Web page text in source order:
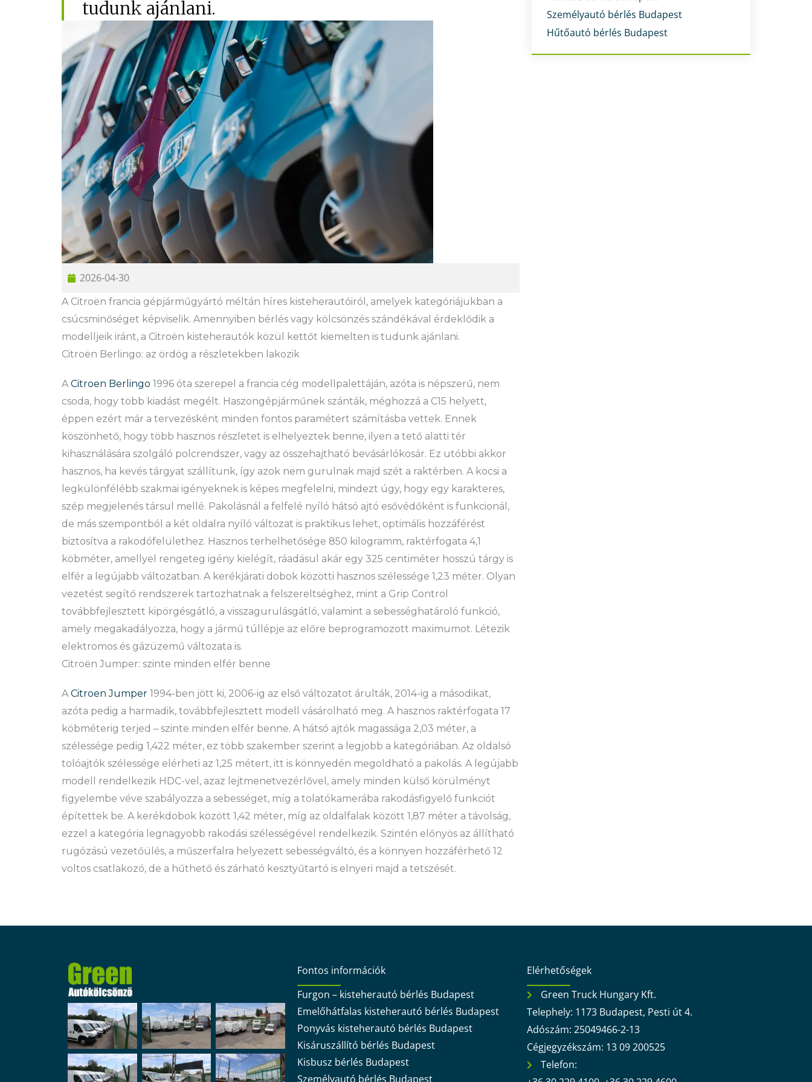
tudunk ajánlani.
2026-04-30
A Citroën francia gépjárműgyártó méltán híres kisteherautóiról, amelyek kategóriájukban a
csúcsminőséget képviselik. Amennyiben bérlés vagy kölcsönzés szándékával érdeklődik a
modelljeik iránt, a Citroën kisteherautók közül kettőt kiemelten is tudunk ajánlani.
Citroën Berlingo: az ördög a részletekben lakozik
ACitroen Berlingo 1996 óta szerepel a francia cég modellpalettáján, azóta is népszerű, nem
csoda, hogy több kiadást megélt. Haszongépjárműnek szánták, méghozzá a C15 helyett,
éppen ezért már a tervezésként minden fontos paramétert számításba vettek. Ennek
köszönhető, hogy több hasznos részletet is elhelyeztek benne, ilyen a tető alatti tér
kihasználására szolgáló polcrendszer, vagy az összehajtható bevásárlókosár. Ez utóbbi akkor
hasznos, ha kevés tárgyat szállítunk, így azok nem gurulnak majd szét a raktérben. A kocsi a
legkülönfélébb szakmai igényeknek is képes megfelelni, mindezt úgy, hogy egy karakteres,
szép megjelenés társul mellé. Pakolásnál a felfelé nyíló hátsó ajtó esővédőként is funkcionál,
de más szempontból a két oldalra nyíló változat is praktikus lehet, optimális hozzáférést
biztosítva a rakodófelülethez. Hasznos terhelhetősége 850 kilogramm, raktérfogata 4,1
köbméter, amellyel rengeteg igény kielégít, ráadásul akár egy 325 centiméter hosszú tárgy is
elfér a legújabb változatban. A kerékjárati dobok közötti hasznos szélessége 1,23 méter. Olyan
vezetést segítő rendszerek tartozhatnak a felszereltséghez, mint a Grip Control
továbbfejlesztett kipörgésgátló, a visszagurulásgátló, valamint a sebességhatároló funkció,
amely megakadályozza, hogy a jármű túllépje az előre beprogramozott maximumot. Létezik
elektromos és gázüzemű változata is.
Citroën Jumper: szinte minden elfér benne
ACitroen Jumper 1994-ben jött ki, 2006-ig az első változatot árulták, 2014-ig a másodikat,
azóta pedig a harmadik, továbbfejlesztett modell vásárolható meg. A hasznos raktérfogata 17
köbméterig terjed – szinte minden elfér benne. A hátsó ajtók magassága 2,03 méter, a
szélessége pedig 1,422 méter, ez több szakember szerint a legjobb a kategóriában. Az oldalsó
tolóajtók szélessége elérheti az 1,25 métert, itt is könnyedén megoldható a pakolás. A legújabb
modell rendelkezik HDC-vel, azaz lejtmenetvezérlővel, amely minden külső körülményt
figyelembe véve szabályozza a sebességet, míg a tolatókamerába rakodásfigyelő funkciót
építettek be. A kerékdobok között 1,42 méter, míg az oldalfalak között 1,87 méter a távolság,
ezzel a kategória legnagyobb rakodási szélességével rendelkezik. Szintén előnyös az állítható
rugózású vezetőülés, a műszerfalra helyezett sebességváltó, és a könnyen hozzáférhető 12
voltos csatlakozó, de a hűthető és zárható kesztyűtartó is elnyeri majd a tetszését.
Személyautó bérlés Budapest
Hűtőautó bérlés Budapest
Fontos információk
Furgon – kisteherautó bérlés Budapest
Emelőhátfalas kisteherautó bérlés Budapest
Ponyvás kisteherautó bérlés Budapest
Kisáruszállító bérlés Budapest
Kisbusz bérlés Budapest
Személyautó bérlés Budapest
Elérhetőségek
Green Truck Hungary Kft.
Telephely: 1173 Budapest, Pesti út 4.
Adószám: 25049466-2-13
Cégjegyzékszám: 13 09 200525
Telefon: